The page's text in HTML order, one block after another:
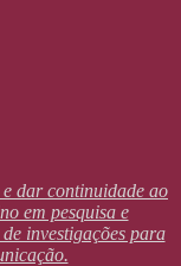
dar continuidade ao
em pesquisa e
investigações para